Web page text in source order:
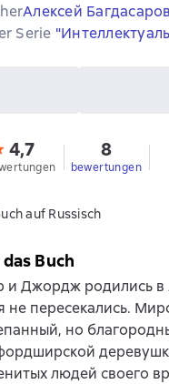
Алексей Багдасаров
Serie
4,7 8
bewertungen
auf Russisch
Buch
и Джордж родились в
не пересекались.
но
людей своего